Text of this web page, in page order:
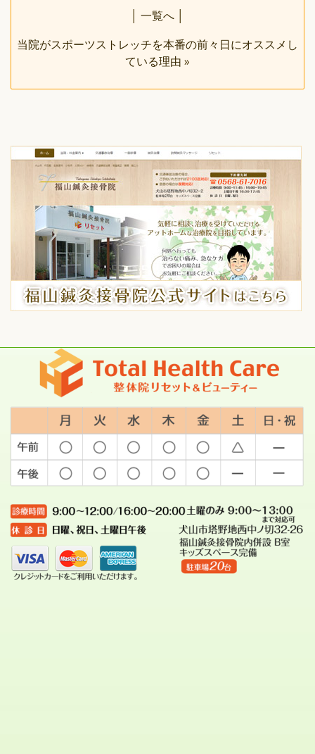
一覧へ
当院がスポーツストレッチを本番の前々日にオススメし
ている理由 »